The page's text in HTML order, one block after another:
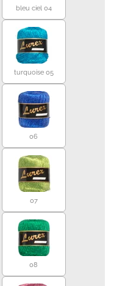
bleu ciel 04
turquoise 05
06
07
08